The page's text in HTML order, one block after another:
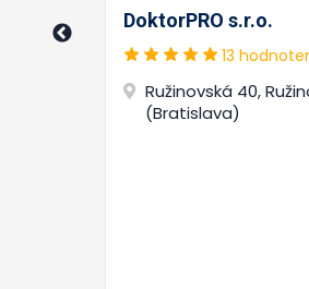
DoktorPRO s.r.o.
13
Ružinovská 40,
(Bratislava)